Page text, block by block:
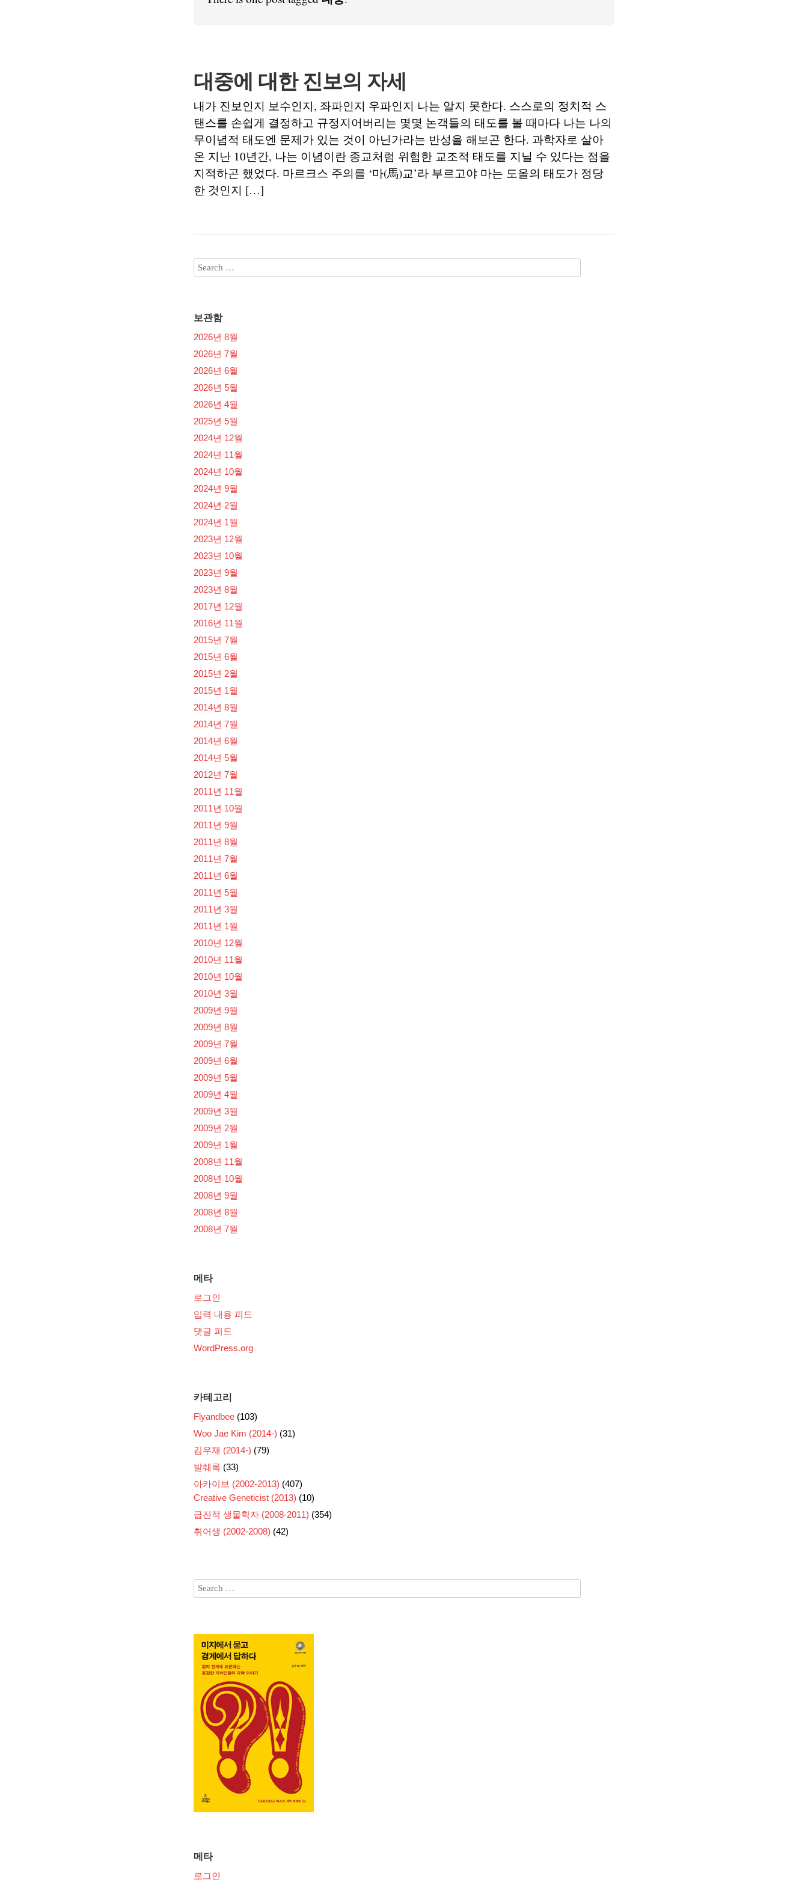
대중에 대한 진보의 자세
내가 진보인지 보수인지, 좌파인지 우파인지 나는 알지 못한다. 스스로의 정치적 스
탠스를 손쉽게 결정하고 규정지어버리는 몇몇 논객들의 태도를 볼 때마다 나는 나의
무이념적 태도엔 문제가 있는 것이 아닌가라는 반성을 해보곤 한다. 과학자로 살아
온 지난 10년간, 나는 이념이란 종교처럼 위험한 교조적 태도를 지닐 수 있다는 점을
지적하곤 했었다. 마르크스 주의를 ‘마(馬)교’라 부르고야 마는 도올의 태도가 정당
한 것인지 […]
보관함
2026년 8월
2026년 7월
2026년 6월
2026년 5월
2026년 4월
2025년 5월
2024년 12월
2024년 11월
2024년 10월
2024년 9월
2024년 2월
2024년 1월
2023년 12월
2023년 10월
2023년 9월
2023년 8월
2017년 12월
2016년 11월
2015년 7월
2015년 6월
2015년 2월
2015년 1월
2014년 8월
2014년 7월
2014년 6월
2014년 5월
2012년 7월
2011년 11월
2011년 10월
2011년 9월
2011년 8월
2011년 7월
2011년 6월
2011년 5월
2011년 3월
2011년 1월
2010년 12월
2010년 11월
2010년 10월
2010년 3월
2009년 9월
2009년 8월
2009년 7월
2009년 6월
2009년 5월
2009년 4월
2009년 3월
2009년 2월
2009년 1월
2008년 11월
2008년 10월
2008년 9월
2008년 8월
2008년 7월
메타
로그인
입력 내용 피드
댓글 피드
WordPress.org
카테고리
Flyandbee (103)
Woo Jae Kim (2014-) (31)
김우재 (2014-) (79)
발췌록 (33)
아카이브 (2002-2013) (407)
Creative Geneticist (2013) (10)
급진적 생물학자 (2008-2011) (354)
취어생 (2002-2008) (42)
메타
로그인